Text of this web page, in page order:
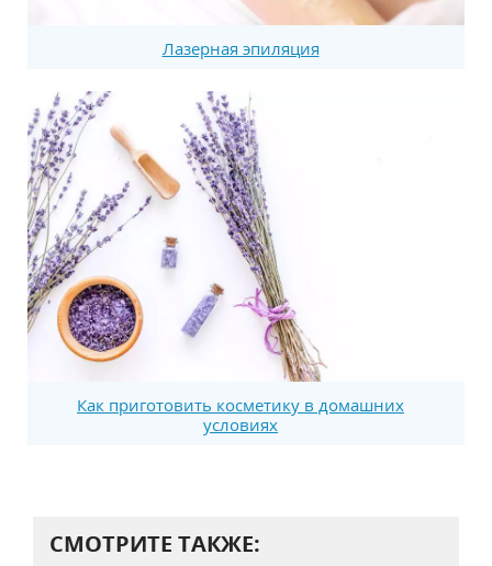
Лазерная эпиляция
Как приготовить косметику в домашних
условиях
СМОТРИТЕ ТАКЖЕ: